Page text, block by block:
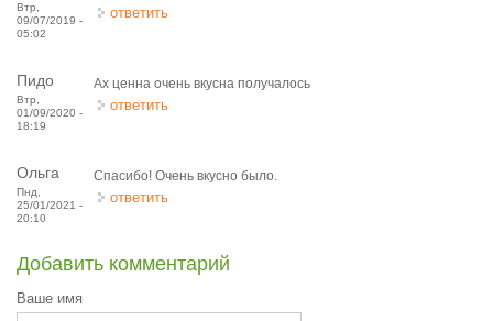
Втр,
09/07/2019 -
05:02
ответить
Пидо
Втр,
01/09/2020 -
18:19
Ах ценна очень вкусна получалось
ответить
Ольга
Пнд,
25/01/2021 -
20:10
Спасибо! Очень вкусно было.
ответить
Добавить комментарий
Ваше имя